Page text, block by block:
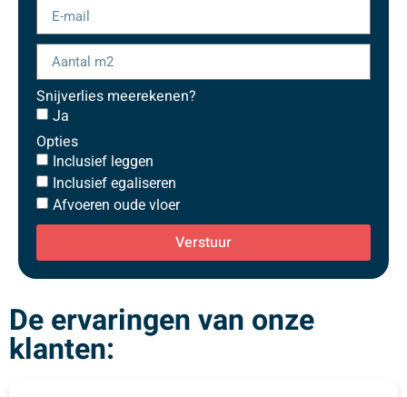
Snijverlies meerekenen?
Ja
Opties
Inclusief leggen
Inclusief egaliseren
Afvoeren oude vloer
Verstuur
De ervaringen van onze
klanten: